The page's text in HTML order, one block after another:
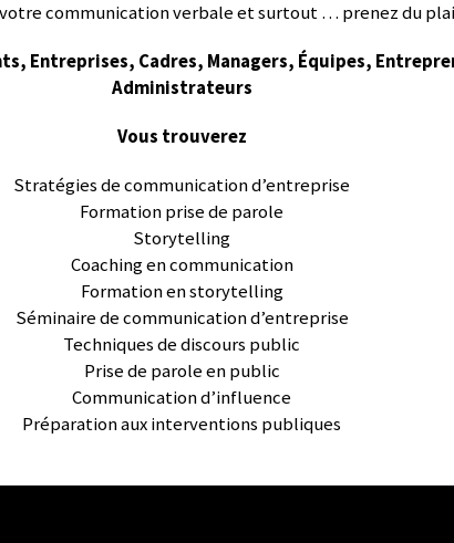
communication verbale et surtout … prenez du
Entreprises, Cadres, Managers, Équipes,
Administrateurs
Vous trouverez
Stratégies de communication d’entreprise
Formation prise de parole
Storytelling
Coaching en communication
Formation en storytelling
Séminaire de communication d’entreprise
Techniques de discours public
Prise de parole en public
Communication d’influence
Préparation aux interventions publiques